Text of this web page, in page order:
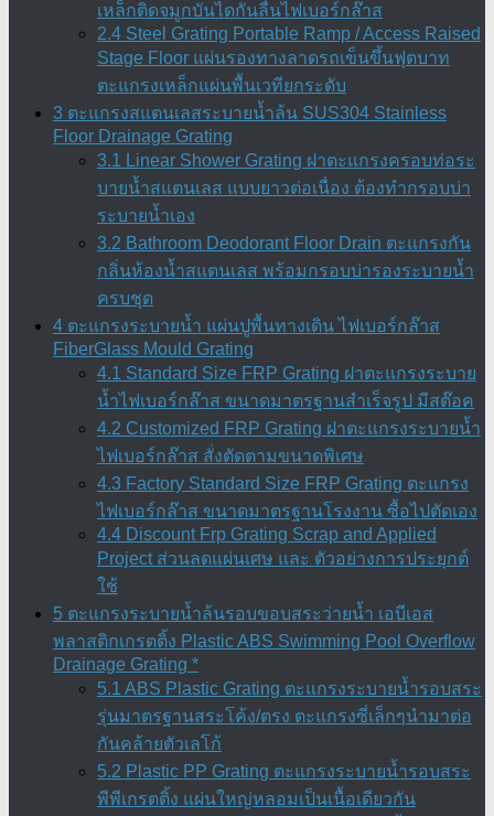
เหล็กติดจมูกบันไดกันลื่นไฟเบอร์กล๊าส
2.4 Steel Grating Portable Ramp / Access Raised
Stage Floor แผ่นรองทางลาดรถเข็นขึ้นฟุตบาท
ตะแกรงเหล็กแผ่นพื้นเวทียกระดับ
3 ตะแกรงสแตนเลสระบายน้ำล้น SUS304 Stainless
Floor Drainage Grating
3.1 Linear Shower Grating ฝาตะแกรงครอบท่อระ
บายน้ำสแตนเลส แบบยาวต่อเนื่อง ต้องทำกรอบบ่า
ระบายน้ำเอง
3.2 Bathroom Deodorant Floor Drain ตะแกรงกัน
กลิ่นห้องน้ำสแตนเลส พร้อมกรอบบ่ารองระบายน้ำ
ครบชุด
4 ตะแกรงระบายน้ำ แผ่นปูพื้นทางเดิน ไฟเบอร์กล๊าส
FiberGlass Mould Grating
4.1 Standard Size FRP Grating ฝาตะแกรงระบาย
น้ำไฟเบอร์กล๊าส ขนาดมาตรฐานสำเร็จรูป มีสต๊อค
4.2 Customized FRP Grating ฝาตะแกรงระบายน้ำ
ไฟเบอร์กล๊าส สั่งตัดตามขนาดพิเศษ
4.3 Factory Standard Size FRP Grating ตะแกรง
ไฟเบอร์กล๊าส ขนาดมาตรฐานโรงงาน ซื้อไปตัดเอง
4.4 Discount Frp Grating Scrap and Applied
Project ส่วนลดแผ่นเศษ และ ตัวอย่างการประยุกต์
ใช้
5 ตะแกรงระบายน้ำล้นรอบขอบสระว่ายน้ำ เอบีเอส
พลาสติกเกรตติ้ง Plastic ABS Swimming Pool Overflow
Drainage Grating *
5.1 ABS Plastic Grating ตะแกรงระบายน้ำรอบสระ
รุ่นมาตรฐานสระโค้ง/ตรง ตะแกรงซี่เล็กๆนำมาต่อ
กันคล้ายตัวเลโก้
5.2 Plastic PP Grating ตะแกรงระบายน้ำรอบสระ
พีพีเกรตติ้ง แผ่นใหญ่หลอมเป็นเนื้อเดียวกัน